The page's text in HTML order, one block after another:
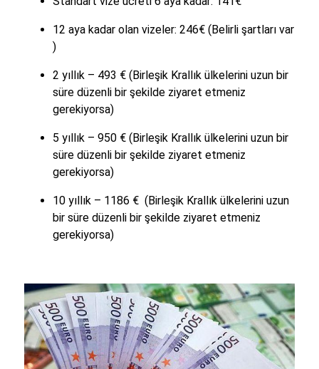
12 aya kadar olan vizeler: 246€ (Belirli şartları var
)
2 yıllık – 493 € (Birleşik Krallık ülkelerini uzun bir
süre düzenli bir şekilde ziyaret etmeniz
gerekiyorsa)
5 yıllık – 950 € (Birleşik Krallık ülkelerini uzun bir
süre düzenli bir şekilde ziyaret etmeniz
gerekiyorsa)
10 yıllık – 1186 € (Birleşik Krallık ülkelerini uzun
bir süre düzenli bir şekilde ziyaret etmeniz
gerekiyorsa)